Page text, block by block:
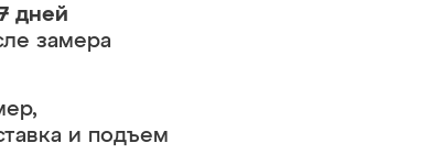
дней
замера
и подъем